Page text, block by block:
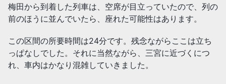
梅田から到着した列車は、空席が目立っていたので、列の
前のほうに並んでいたら、座れた可能性はあります。
この区間の所要時間は24分です。残念ながらここは立ち
っぱなしでした。それに当然ながら、三宮に近づくにつ
れ、車内はかなり混雑していきました。